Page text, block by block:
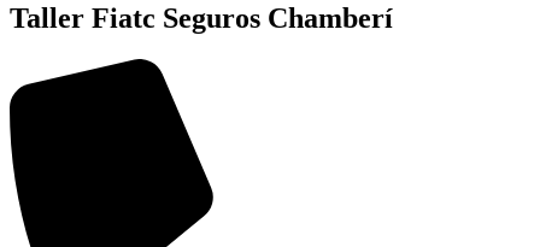
Taller Fiatc Seguros Chamberí